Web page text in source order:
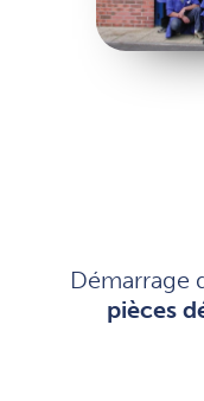
Démarrage
pièces